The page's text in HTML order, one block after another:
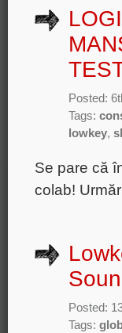
Posted:
Tags:
lowkey,
Se pare că
colab!
Posted:
Tags: